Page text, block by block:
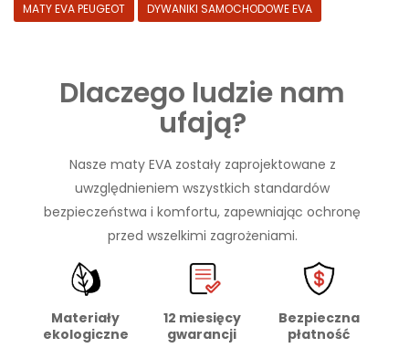
MATY EVA PEUGEOT
DYWANIKI SAMOCHODOWE EVA
Dlaczego ludzie nam
ufają?
Nasze maty EVA zostały zaprojektowane z
uwzględnieniem wszystkich standardów
bezpieczeństwa i komfortu, zapewniając ochronę
przed wszelkimi zagrożeniami.
Materiały
ekologiczne
12 miesięcy
gwarancji
Bezpieczna
płatność